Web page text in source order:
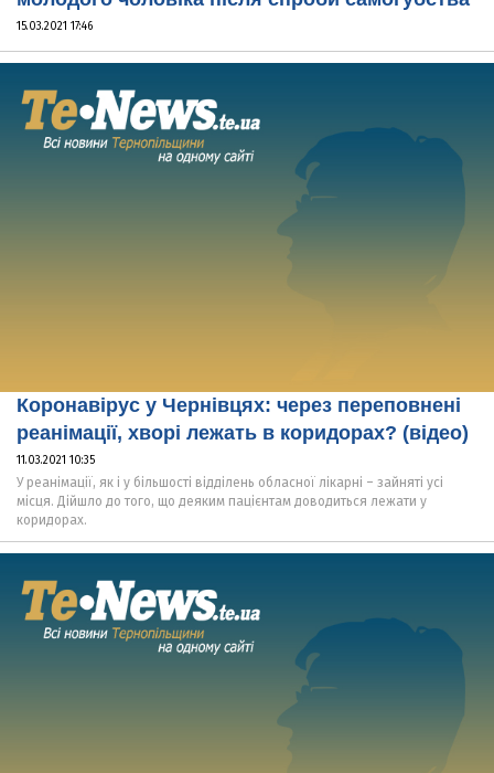
15.03.2021 17:46
Коронавірус у Чернівцях: через переповнені
реанімації, хворі лежать в коридорах? (відео)
11.03.2021 10:35
У реанімації, як і у більшості відділень обласної лікарні – зайняті усі
місця. Дійшло до того, що деяким пацієнтам доводиться лежати у
коридорах.